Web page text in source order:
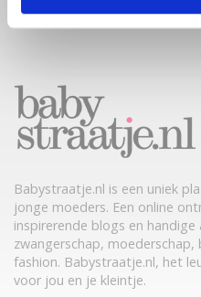
Babystraatje.nl is een uniek
jonge moeders. Een online
inspirerende blogs en
zwangerschap,
fashion. Babystraatje.nl, het
voor jou en je kleintje.